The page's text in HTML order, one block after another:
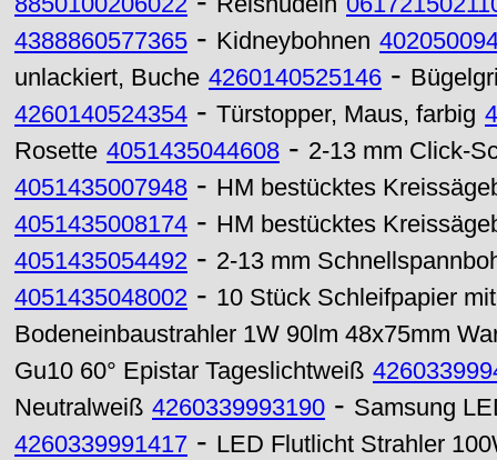
4388860577365 - Kidneybohnen
unlackiert, Buche 4260140525146 -
4260140524354 - Türstopper, Maus, farbig
Rosette 4051435044608 - 2-13 mm Click-
4051435007948 - HM bestücktes
4051435008174 - HM bestücktes
4051435054492 - 2-13 mm
4051435048002 - 10 Stück Schleifpapier
Bodeneinbaustrahler 1W 90lm 48x75mm
Gu10 60° Epistar Tageslichtweiß
Neutralweiß 4260339993190 - Samsung
4260339991417 - LED Flutlicht Strahler